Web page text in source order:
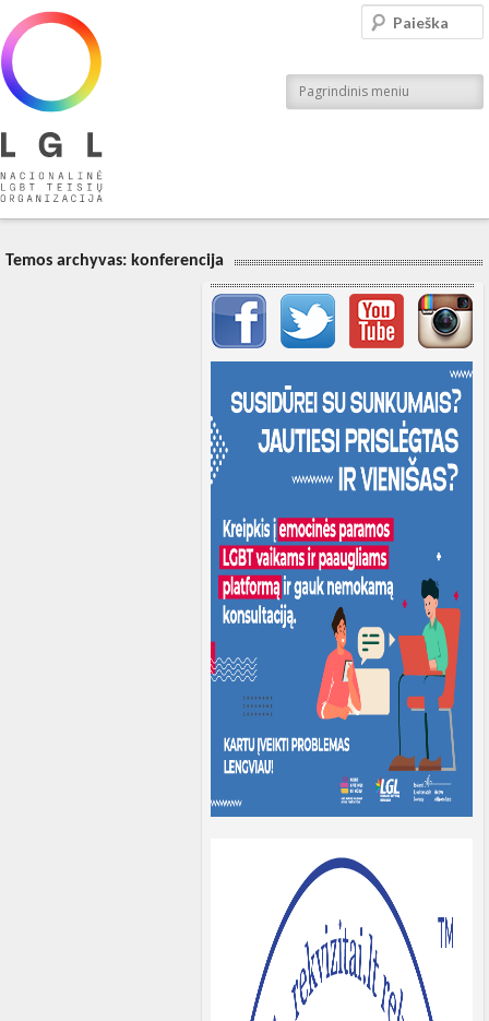
Nacionalinė LGBT teisių organizacija
Pagrindinis meniu
Paieška
Temos archyvas: konferencija
Svarbių įrašų meniu